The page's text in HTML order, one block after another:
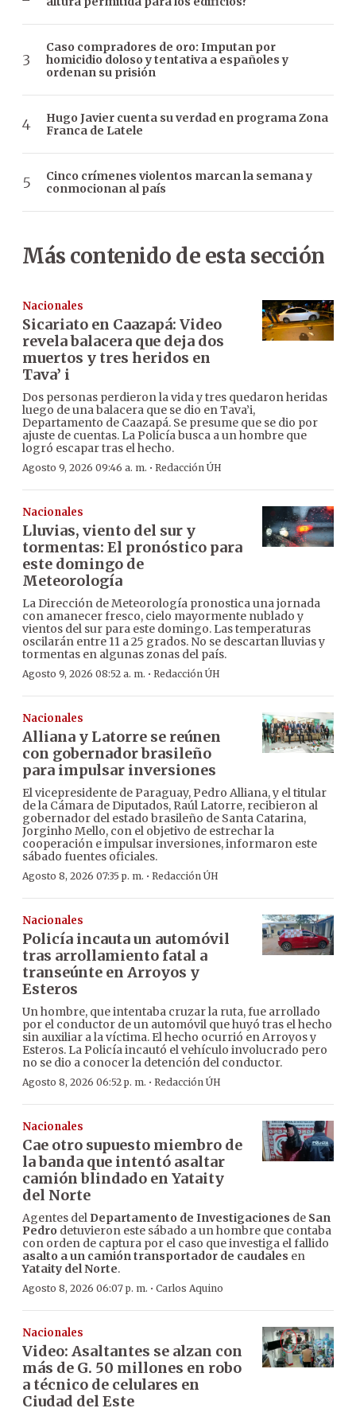
Caso compradores de oro: Imputan por
homicidio doloso y tentativa a españoles y
ordenan su prisión
Hugo Javier cuenta su verdad en programa Zona
Franca de Latele
Cinco crímenes violentos marcan la semana y
conmocionan al país
Más contenido de esta sección
Nacionales
Sicariato en Caazapá: Video
revela balacera que deja dos
muertos y tres heridos en
Tava’ i
Dos personas perdieron la vida y tres quedaron heridas
luego de una balacera que se dio en Tava’i,
Departamento de Caazapá. Se presume que se dio por
ajuste de cuentas. La Policía busca a un hombre que
logró escapar tras el hecho.
Agosto 9, 2026 09:46 a. m. · Redacción ÚH
Nacionales
Lluvias, viento del sur y
tormentas: El pronóstico para
este domingo de
Meteorología
La Dirección de Meteorología pronostica una jornada
con amanecer fresco, cielo mayormente nublado y
vientos del sur para este domingo. Las temperaturas
oscilarán entre 11 a 25 grados. No se descartan lluvias y
tormentas en algunas zonas del país.
Agosto 9, 2026 08:52 a. m. · Redacción ÚH
Nacionales
Alliana y Latorre se reúnen
con gobernador brasileño
para impulsar inversiones
El vicepresidente de Paraguay, Pedro Alliana, y el titular
de la Cámara de Diputados, Raúl Latorre, recibieron al
gobernador del estado brasileño de Santa Catarina,
Jorginho Mello, con el objetivo de estrechar la
cooperación e impulsar inversiones, informaron este
sábado fuentes oficiales.
Agosto 8, 2026 07:35 p. m. · Redacción ÚH
Nacionales
Policía incauta un automóvil
tras arrollamiento fatal a
transeúnte en Arroyos y
Esteros
Un hombre, que intentaba cruzar la ruta, fue arrollado
por el conductor de un automóvil que huyó tras el hecho
sin auxiliar a la víctima. El hecho ocurrió en Arroyos y
Esteros. La Policía incautó el vehículo involucrado pero
no se dio a conocer la detención del conductor.
Agosto 8, 2026 06:52 p. m. · Redacción ÚH
Nacionales
Cae otro supuesto miembro de
la banda que intentó asaltar
camión blindado en Yataity
del Norte
Agentes del Departamento de Investigaciones de San
Pedro detuvieron este sábado a un hombre que contaba
con orden de captura por el caso que investiga el fallido
asalto a un camión transportador de caudales en
Yataity del Norte.
Agosto 8, 2026 06:07 p. m. · Carlos Aquino
Nacionales
Video: Asaltantes se alzan con
más de G. 50 millones en robo
a técnico de celulares en
Ciudad del Este